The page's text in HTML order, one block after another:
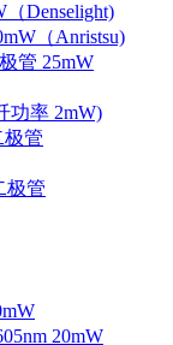
Denselight)
（Anristsu)
管 25mW
功率 2mW)
极管
极管
20mW